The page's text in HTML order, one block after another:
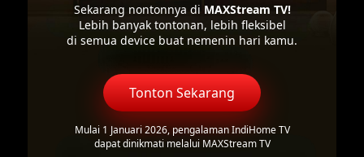
Sekarang nontonnya di MAXStream TV!
Lebih banyak tontonan, lebih fleksibel
di semua device buat nemenin hari kamu.
Tonton Sekarang
Mulai 1 Januari 2026, pengalaman IndiHome TV
dapat dinikmati melalui MAXStream TV